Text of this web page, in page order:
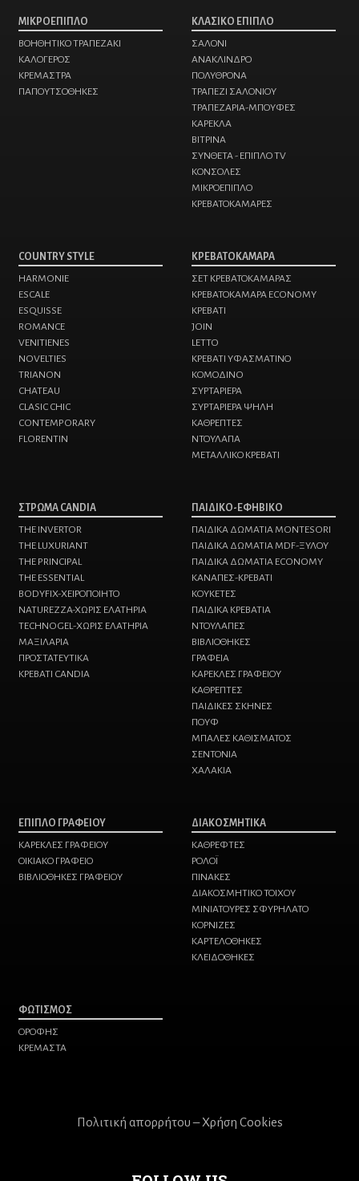
ΜΙΚΡΟΕΠΙΠΛΟ
ΒΟΗΘΗΤΙΚΟ ΤΡΑΠΕΖΑΚΙ
ΚΑΛΟΓΕΡΟΣ
ΚΡΕΜΑΣΤΡΑ
ΠΑΠΟΥΤΣΟΘΗΚΕΣ
ΚΛΑΣΙΚΟ ΕΠΙΠΛΟ
ΣΑΛΟΝΙ
ΑΝΑΚΛΙΝΔΡΟ
ΠΟΛΥΘΡΟΝΑ
ΤΡΑΠΕΖΙ ΣΑΛΟΝΙΟΥ
ΤΡΑΠΕΖΑΡΙΑ-ΜΠΟΥΦΕΣ
ΚΑΡΕΚΛΑ
ΒΙΤΡΙΝΑ
ΣΥΝΘΕΤΑ - ΕΠΙΠΛΟ TV
ΚΟΝΣΟΛΕΣ
ΜΙΚΡΟΕΠΙΠΛΟ
ΚΡΕΒΑΤΟΚΑΜΑΡΕΣ
COUNTRY STYLE
HARMONIE
ESCALE
ESQUISSE
ROMANCE
VENITIENES
NOVELTIES
TRIANON
CHATEAU
CLASIC CHIC
CONTEMPORARY
FLORENTIN
ΚΡΕΒΑΤΟΚΑΜΑΡΑ
ΣΕΤ ΚΡΕΒΑΤΟΚΑΜΑΡΑΣ
ΚΡΕΒΑΤΟΚΑΜΑΡΑ ECONOMY
ΚΡΕΒΑΤΙ
JOIN
LETTO
ΚΡΕΒΑΤΙ ΥΦΑΣΜΑΤΙΝΟ
ΚΟΜΟΔΙΝO
ΣΥΡΤΑΡΙΕΡΑ
ΣΥΡΤΑΡΙΕΡΑ ΨΗΛΗ
ΚΑΘΡΕΠΤΕΣ
ΝΤΟΥΛΑΠΑ
ΜΕΤΑΛΛΙΚΟ ΚΡΕΒΑΤΙ
ΣΤΡΩΜΑ CANDIA
THE INVERTOR
THE LUXURIANT
THE PRINCIPAL
THE ESSENTIAL
BODYFIX-ΧΕΙΡΟΠΟΙΗΤΟ
NATUREZZA-XΩΡΙΣ ΕΛΑΤΗΡΙΑ
TECHNOGEL-ΧΩΡΙΣ ΕΛΑΤΗΡΙΑ
MAΞΙΛΑΡΙΑ
ΠΡΟΣΤΑΤΕΥΤΙΚΑ
ΚΡΕΒΑΤΙ CANDIA
ΠΑΙΔΙΚΟ-ΕΦΗΒΙΚΟ
ΠΑΙΔΙΚΑ ΔΩΜΑΤΙΑ MONTESORI
ΠΑΙΔΙΚΑ ΔΩΜΑΤΙΑ MDF-ΞΥΛΟΥ
ΠΑΙΔΙΚΑ ΔΩΜΑΤΙΑ ECONOMY
ΚΑΝΑΠΕΣ-ΚΡΕΒΑΤΙ
KΟΥΚΕΤΕΣ
ΠΑΙΔΙΚΑ ΚΡΕΒΑΤΙΑ
ΝΤΟΥΛΑΠΕΣ
ΒΙΒΛΙΟΘΗΚΕΣ
ΓΡΑΦΕΙΑ
ΚΑΡΕΚΛΕΣ ΓΡΑΦΕΙΟΥ
ΚΑΘΡΕΠΤΕΣ
ΠΑΙΔΙΚΕΣ ΣΚΗΝΕΣ
ΠΟΥΦ
ΜΠΑΛΕΣ ΚΑΘΙΣΜΑΤΟΣ
ΣΕΝΤΟΝΙΑ
ΧΑΛΑΚΙΑ
ΕΠΙΠΛΟ ΓΡΑΦΕΙΟΥ
ΚΑΡΕΚΛΕΣ ΓΡΑΦΕΙΟΥ
ΟΙΚΙΑΚΟ ΓΡΑΦΕΙΟ
ΒΙΒΛΙΟΘΗΚΕΣ ΓΡΑΦΕΙΟΥ
ΔΙΑΚΟΣΜΗΤΙΚΑ
ΚΑΘΡΕΦΤΕΣ
ΡΟΛΟΪ
ΠΙΝΑΚΕΣ
ΔΙΑΚΟΣΜΗΤΙΚΟ ΤΟΙΧΟΥ
ΜΙΝΙΑΤΟΥΡΕΣ ΣΦΥΡΗΛΑΤΟ
ΚΟΡΝΙΖΕΣ
ΚΑΡΤΕΛΟΘΗΚΕΣ
ΚΛΕΙΔΟΘΗΚΕΣ
ΦΩΤΙΣΜΟΣ
ΟΡΟΦΗΣ
ΚΡΕΜΑΣΤΑ
Πολιτική απορρήτου – Χρήση Cookies